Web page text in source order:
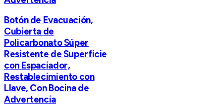
Botón de Evacuación,
Cubierta de
Policarbonato Súper
Resistente de Superficie
con Espaciador,
Restablecimiento con
Llave, Con Bocina de
Advertencia